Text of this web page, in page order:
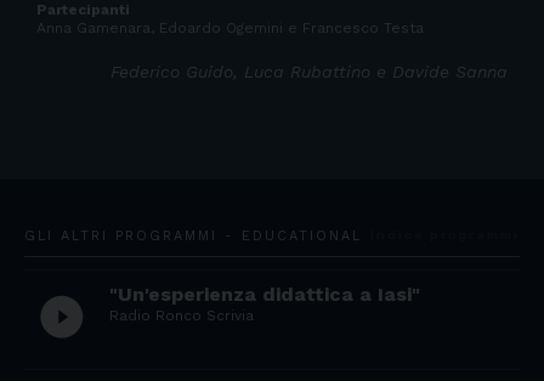
Partecipanti
Anna Gamenara, Edoardo Ogemini e Francesco Testa
Federico Guido, Luca Rubattino e Davide Sanna
GLI ALTRI PROGRAMMI - EDUCATIONAL
play_circle_filled "Un'esperienza didattica a Iasi"
Radio Ronco Scrivia